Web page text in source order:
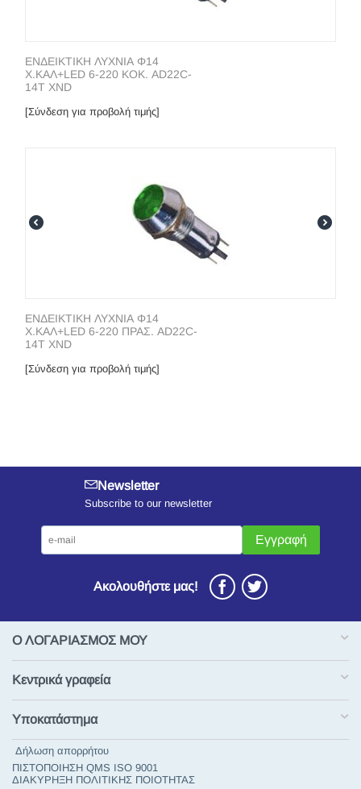
ΕΝΔΕΙΚΤΙΚΗ ΛΥΧΝΙΑ Φ14
Χ.ΚΑΛ+LED 6-220 ΚΟΚ. AD22C-
14T XND
[Σύνδεση για προβολή τιμής]
ΕΝΔΕΙΚΤΙΚΗ ΛΥΧΝΙΑ Φ14
Χ.ΚΑΛ+LED 6-220 ΠΡΑΣ. AD22C-
14T XND
[Σύνδεση για προβολή τιμής]
Newsletter
Subscribe to our newsletter
Εγγραφή
Ακολουθήστε μας!
Ο ΛΟΓΑΡΙΑΣΜΟΣ ΜΟΥ
Κεντρικά γραφεία
Υποκατάστημα
Δήλωση απορρήτου
ΠΙΣΤΟΠΟΙΗΣΗ QMS ISO 9001
ΔΙΑΚΥΡΗΞΗ ΠΟΛΙΤΙΚΗΣ ΠΟΙΟΤΗΤΑΣ